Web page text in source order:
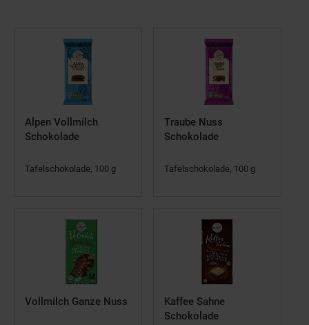
Alpen Vollmilch
Schokolade
Tafelschokolade, 100 g
Traube Nuss
Schokolade
Tafelschokolade, 100 g
Vollmilch Ganze Nuss
Kaffee Sahne
Schokolade